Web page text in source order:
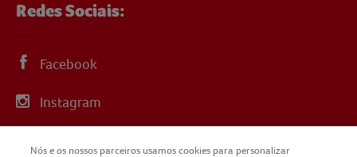
Redes Sociais:
Facebook
Instagram
Nós e os nossos parceiros usamos cookies para personalizar